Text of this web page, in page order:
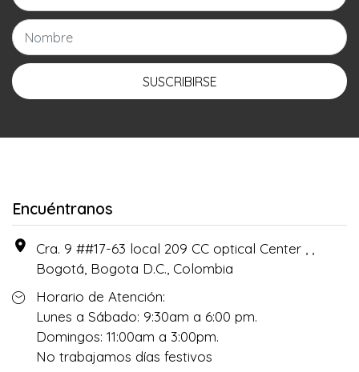
SUSCRIBIRSE
Encuéntranos
Cra. 9 ##17-63 local 209 CC optical Center , ,
Bogotá, Bogota D.C., Colombia
Horario de Atención:
Lunes a Sábado: 9:30am a 6:00 pm.
Domingos: 11:00am a 3:00pm.
No trabajamos días festivos